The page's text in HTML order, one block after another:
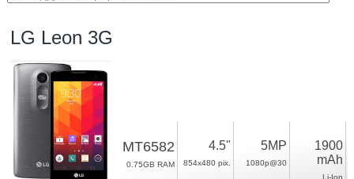
LG Leon 3G
MT6582
0.75GB RAM
4.5"
854x480 pix.
5MP
1080p@30
1900
mAh
Li-Ion